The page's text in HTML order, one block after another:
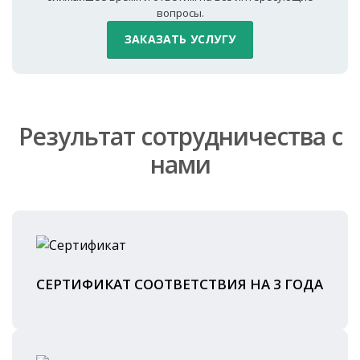
ЗАКАЗАТЬ УСЛУГУ
вопросы.
Результат сотрудничества с
нами
СЕРТИФИКАТ СООТВЕТСТВИЯ НА 3 ГОДА